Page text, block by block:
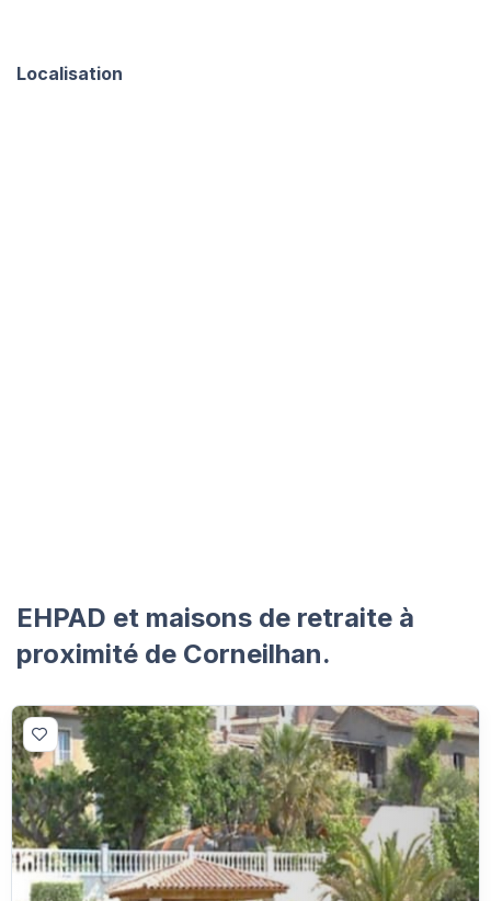
Localisation
EHPAD et maisons de retraite à
proximité de Corneilhan.